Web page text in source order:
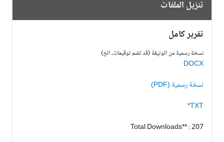
تنزيل الملفات
تقرير كامل
نسخة رسمية من الوثيقة (قد تضم توقيعات، الخ)
DOCX
نسخة رسمية (PDF)
TXT*
Total Downloads** : 207